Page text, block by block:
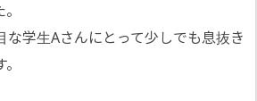
な学生Aさんにとって少しでも息抜き